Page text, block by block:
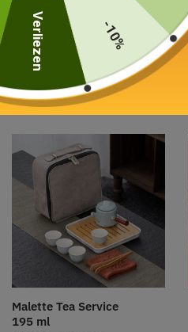
Chinese theeset
Nomad 160ml
45,00 55,00
Keuze van de opties
Malette Tea Service
195 ml
-10%
Verliezen